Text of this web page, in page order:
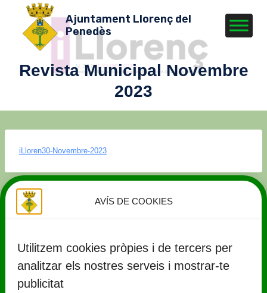
AVÍS DE COOKIES
Utilitzem cookies pròpies i de tercers per
analitzar els nostres serveis i mostrar-te
publicitat
contingut
Ajuntament Llorenç del
Penedès
Revista Municipal Novembre
2023
iLloren30-Novembre-2023